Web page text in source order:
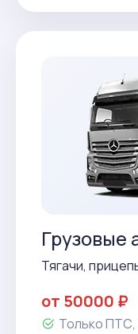
Грузовые
Тягачи,
от 50000 ₽
Только